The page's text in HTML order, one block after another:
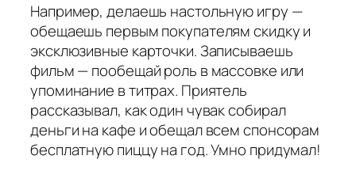
Например, делаешь настольную игру —
обещаешь первым покупателям скидку и
эксклюзивные карточки. Записываешь
фильм — пообещай роль в массовке или
упоминание в титрах. Приятель
рассказывал, как один чувак собирал
деньги на кафе и обещал всем спонсорам
бесплатную пиццу на год. Умно придумал!